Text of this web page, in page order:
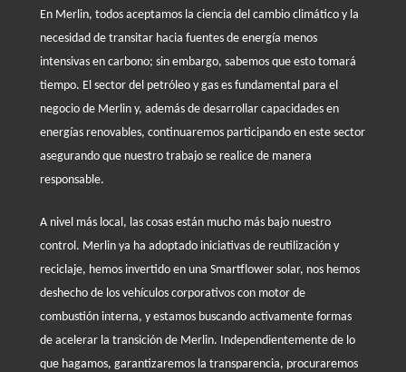
En Merlin, todos aceptamos la ciencia del cambio climático y la
necesidad de transitar hacia fuentes de energía menos
intensivas en carbono; sin embargo, sabemos que esto tomará
tiempo. El sector del petróleo y gas es fundamental para el
negocio de Merlin y, además de desarrollar capacidades en
energías renovables, continuaremos participando en este sector
asegurando que nuestro trabajo se realice de manera
responsable.
A nivel más local, las cosas están mucho más bajo nuestro
control. Merlin ya ha adoptado iniciativas de reutilización y
reciclaje, hemos invertido en una Smartflower solar, nos hemos
deshecho de los vehículos corporativos con motor de
combustión interna, y estamos buscando activamente formas
de acelerar la transición de Merlin. Independientemente de lo
que hagamos, garantizaremos la transparencia, procuraremos